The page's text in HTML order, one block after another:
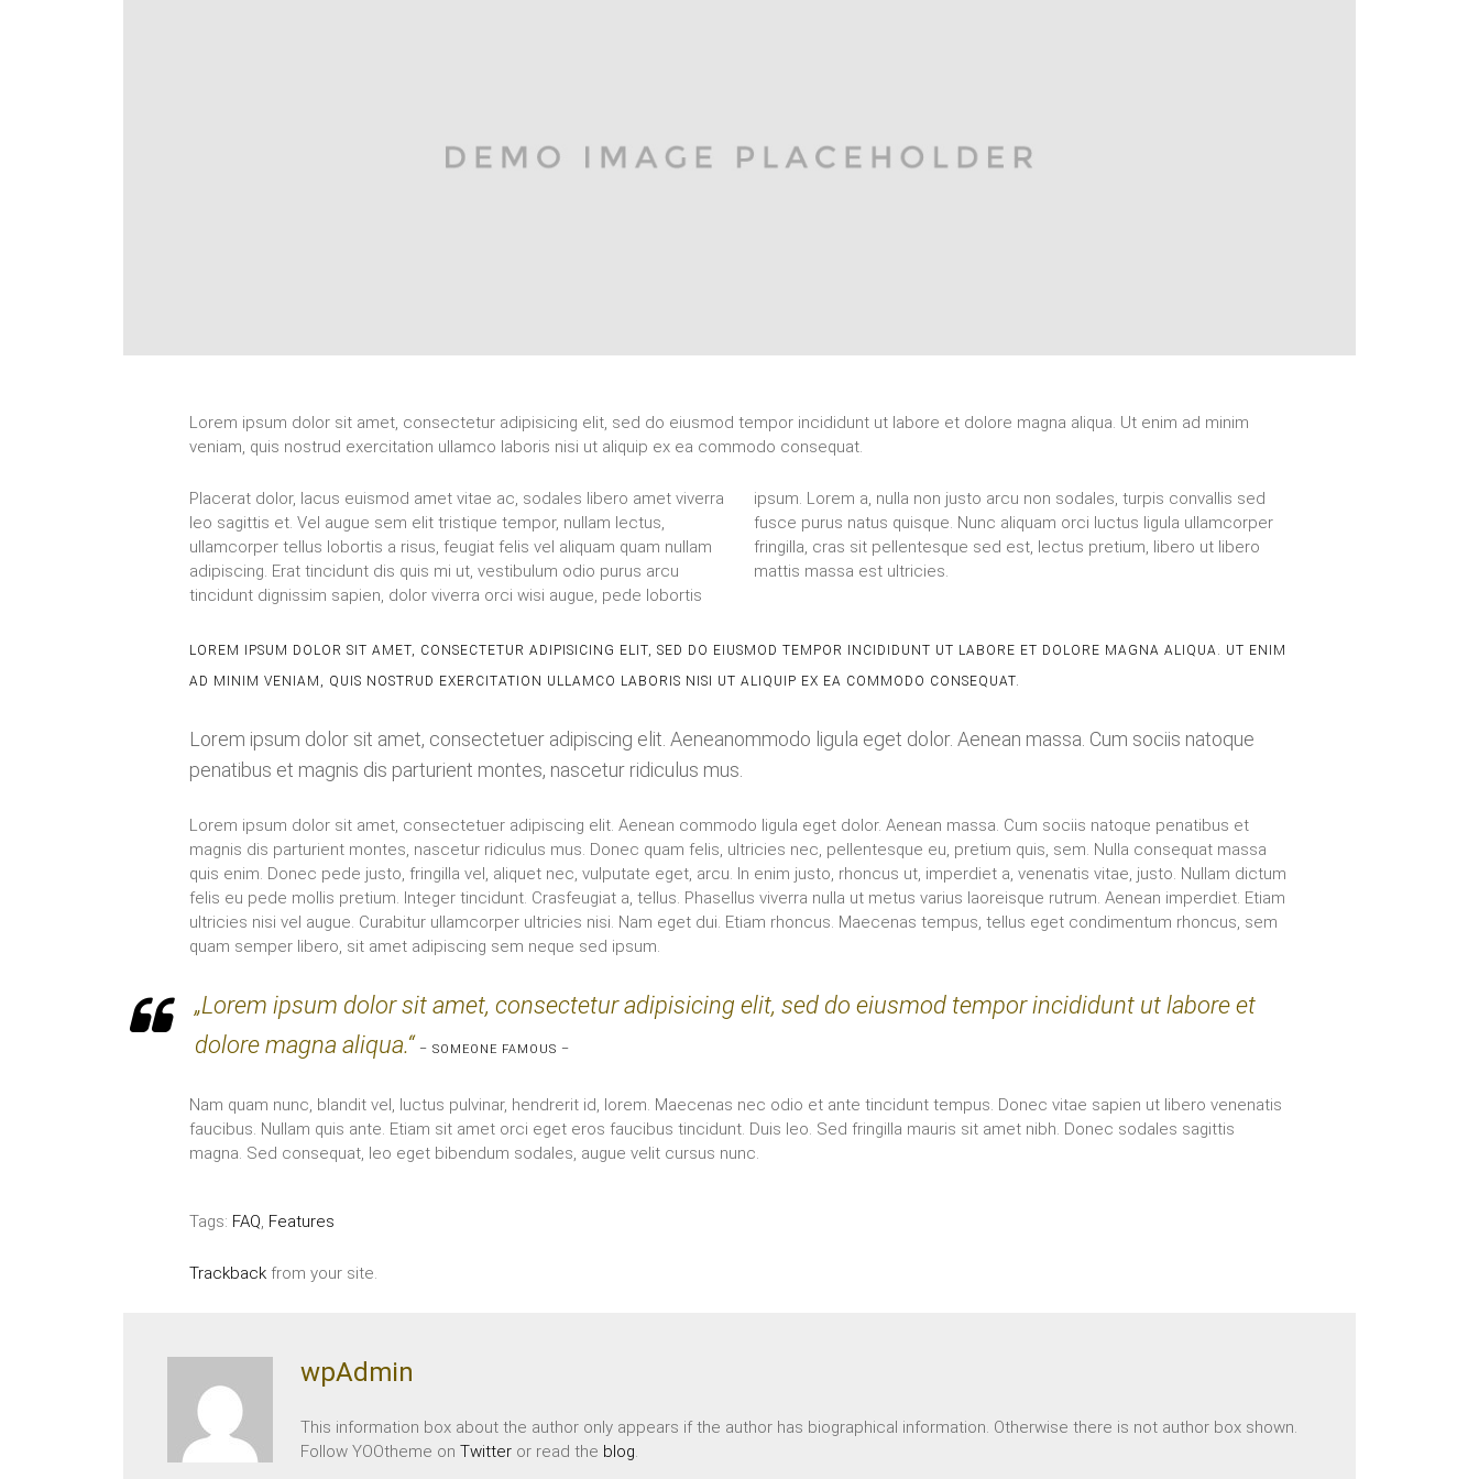
Lorem ipsum dolor sit amet, consectetur adipisicing elit, sed do eiusmod tempor incididunt ut labore et dolore magna aliqua. Ut enim ad minim
veniam, quis nostrud exercitation ullamco laboris nisi ut aliquip ex ea commodo consequat.
Placerat dolor, lacus euismod amet vitae ac, sodales libero amet viverra
leo sagittis et. Vel augue sem elit tristique tempor, nullam lectus,
ullamcorper tellus lobortis a risus, feugiat felis vel aliquam quam nullam
adipiscing. Erat tincidunt dis quis mi ut, vestibulum odio purus arcu
tincidunt dignissim sapien, dolor viverra orci wisi augue, pede lobortis
ipsum. Lorem a, nulla non justo arcu non sodales, turpis convallis sed
fusce purus natus quisque. Nunc aliquam orci luctus ligula ullamcorper
fringilla, cras sit pellentesque sed est, lectus pretium, libero ut libero
mattis massa est ultricies.
LOREM IPSUM DOLOR SIT AMET, CONSECTETUR ADIPISICING ELIT, SED DO EIUSMOD TEMPOR INCIDIDUNT UT LABORE ET DOLORE MAGNA ALIQUA. UT ENIM
AD MINIM VENIAM, QUIS NOSTRUD EXERCITATION ULLAMCO LABORIS NISI UT ALIQUIP EX EA COMMODO CONSEQUAT.
Lorem ipsum dolor sit amet, consectetuer adipiscing elit. Aeneanommodo ligula eget dolor. Aenean massa. Cum sociis natoque
penatibus et magnis dis parturient montes, nascetur ridiculus mus.
Lorem ipsum dolor sit amet, consectetuer adipiscing elit. Aenean commodo ligula eget dolor. Aenean massa. Cum sociis natoque penatibus et
magnis dis parturient montes, nascetur ridiculus mus. Donec quam felis, ultricies nec, pellentesque eu, pretium quis, sem. Nulla consequat massa
quis enim. Donec pede justo, fringilla vel, aliquet nec, vulputate eget, arcu. In enim justo, rhoncus ut, imperdiet a, venenatis vitae, justo. Nullam dictum
felis eu pede mollis pretium. Integer tincidunt. Crasfeugiat a, tellus. Phasellus viverra nulla ut metus varius laoreisque rutrum. Aenean imperdiet. Etiam
ultricies nisi vel augue. Curabitur ullamcorper ultricies nisi. Nam eget dui. Etiam rhoncus. Maecenas tempus, tellus eget condimentum rhoncus, sem
quam semper libero, sit amet adipiscing sem neque sed ipsum.
„Lorem ipsum dolor sit amet, consectetur adipisicing elit, sed do eiusmod tempor incididunt ut labore et
dolore magna aliqua.“ – SOMEONE FAMOUS –
Nam quam nunc, blandit vel, luctus pulvinar, hendrerit id, lorem. Maecenas nec odio et ante tincidunt tempus. Donec vitae sapien ut libero venenatis
faucibus. Nullam quis ante. Etiam sit amet orci eget eros faucibus tincidunt. Duis leo. Sed fringilla mauris sit amet nibh. Donec sodales sagittis
magna. Sed consequat, leo eget bibendum sodales, augue velit cursus nunc.
Tags: FAQ, Features
Trackback from your site.
wpAdmin
This information box about the author only appears if the author has biographical information. Otherwise there is not author box shown.
Follow YOOtheme on Twitter or read the blog.